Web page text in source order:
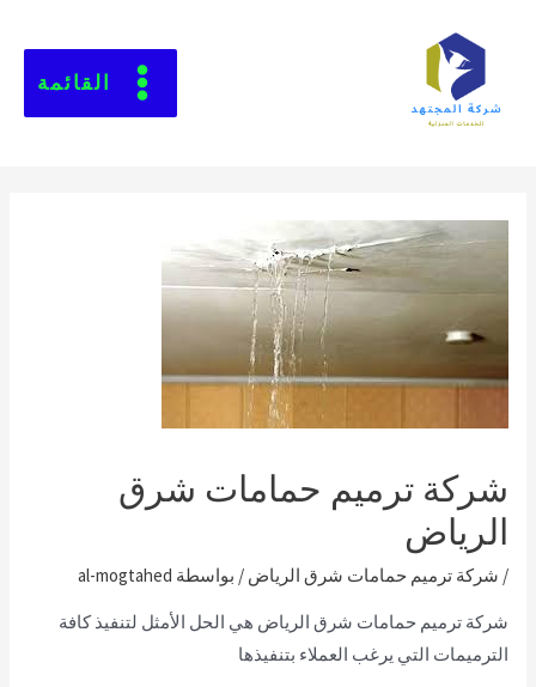
القائمة
شركة ترميم حمامات شرق
الرياض
/ شركة ترميم حمامات شرق الرياض / بواسطة al-mogtahed
شركة ترميم حمامات شرق الرياض هي الحل الأمثل لتنفيذ كافة
الترميمات التي يرغب العملاء بتنفيذها